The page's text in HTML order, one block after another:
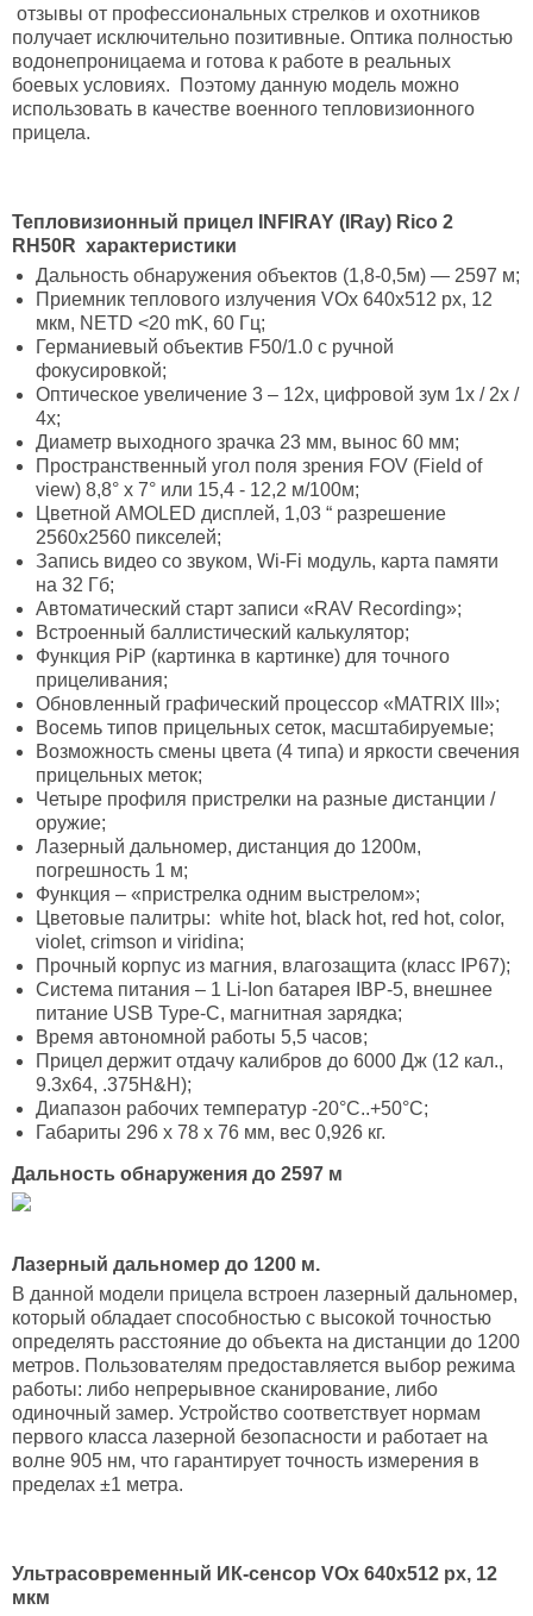
отзывы от профессиональных стрелков и охотников
получает исключительно позитивные. Оптика полностью
водонепроницаема и готова к работе в реальных
боевых условиях. Поэтому данную модель можно
использовать в качестве военного тепловизионного
прицела.
Тепловизионный прицел INFIRAY (IRay) Rico 2
RH50R характеристики
Дальность обнаружения объектов (1,8-0,5м) — 2597 м;
Приемник теплового излучения VOx 640x512 px, 12
мкм, NETD <20 mK, 60 Гц;
Германиевый объектив F50/1.0 с ручной
фокусировкой;
Оптическое увеличение 3 – 12х, цифровой зум 1x / 2x /
4x;
Диаметр выходного зрачка 23 мм, вынос 60 мм;
Пространственный угол поля зрения FOV (Field of
view) 8,8° х 7° или 15,4 - 12,2 м/100м;
Цветной AMOLED дисплей, 1,03 “ разрешение
2560x2560 пикселей;
Запись видео со звуком, Wi-Fi модуль, карта памяти
на 32 Гб;
Автоматический старт записи «RAV Recording»;
Встроенный баллистический калькулятор;
Функция PiP (картинка в картинке) для точного
прицеливания;
Обновленный графический процессор «MATRIX III»;
Восемь типов прицельных сеток, масштабируемые;
Возможность смены цвета (4 типа) и яркости свечения
прицельных меток;
Четыре профиля пристрелки на разные дистанции /
оружие;
Лазерный дальномер, дистанция до 1200м,
погрешность 1 м;
Функция – «пристрелка одним выстрелом»;
Цветовые палитры: white hot, black hot, red hot, color,
violet, crimson и viridina;
Прочный корпус из магния, влагозащита (класс IP67);
Система питания – 1 Li-Ion батарея IBP-5, внешнее
питание USB Type-C, магнитная зарядка;
Время автономной работы 5,5 часов;
Прицел держит отдачу калибров до 6000 Дж (12 кал.,
9.3x64, .375H&H);
Диапазон рабочих температур -20°C..+50°С;
Габариты 296 x 78 x 76 мм, вес 0,926 кг.
Дальность обнаружения до 2597 м
Лазерный дальномер до 1200 м.
В данной модели прицела встроен лазерный дальномер,
который обладает способностью с высокой точностью
определять расстояние до объекта на дистанции до 1200
метров. Пользователям предоставляется выбор режима
работы: либо непрерывное сканирование, либо
одиночный замер. Устройство соответствует нормам
первого класса лазерной безопасности и работает на
волне 905 нм, что гарантирует точность измерения в
пределах ±1 метра.
Ультрасовременный ИК-сенсор VOx 640x512 px, 12
мкм